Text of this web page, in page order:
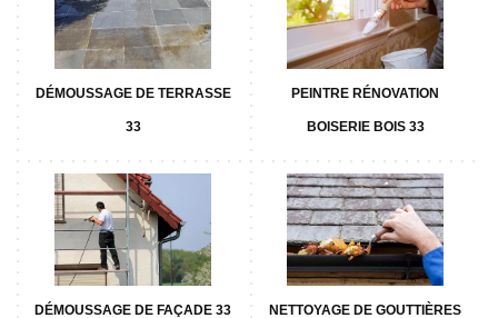
DÉMOUSSAGE DE TERRASSE
33
PEINTRE RÉNOVATION
BOISERIE BOIS 33
DÉMOUSSAGE DE FAÇADE 33 NETTOYAGE DE GOUTTIÈRES